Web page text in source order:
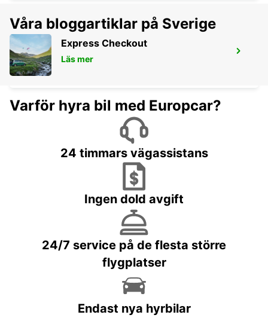
ERFURT
ERFURT - GERMANY
Våra bloggartiklar på Sverige
Express Checkout
Läs mer
Varför hyra bil med Europcar?
24 timmars vägassistans
Ingen dold avgift
24/7 service på de flesta större
flygplatser
Endast nya hyrbilar